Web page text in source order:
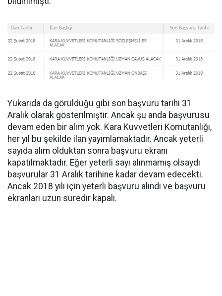
Yukarıda da görüldüğü gibi son başvuru tarihi 31
Aralık olarak gösterilmiştir. Ancak şu anda başvurusu
devam eden bir alım yok. Kara Kuvvetleri Komutanlığı,
her yıl bu şekilde ilan yayımlamaktadır. Ancak yeterli
sayıda alım olduktan sonra başvuru ekranı
kapatılmaktadır. Eğer yeterli sayı alınmamış olsaydı
başvurular 31 Aralık tarihine kadar devam edecekti.
Ancak 2018 yılı için yeterli başvuru alındı ve başvuru
ekranları uzun süredir kapalı.